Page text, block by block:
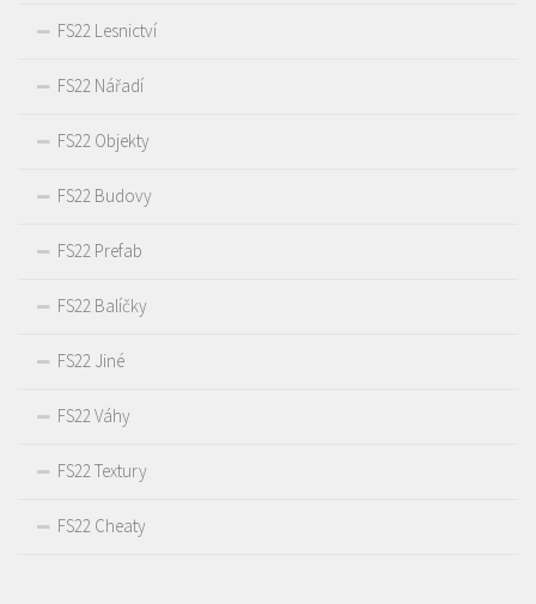
FS22 Lesnictví
FS22 Nářadí
FS22 Objekty
FS22 Budovy
FS22 Prefab
FS22 Balíčky
FS22 Jiné
FS22 Váhy
FS22 Textury
FS22 Cheaty